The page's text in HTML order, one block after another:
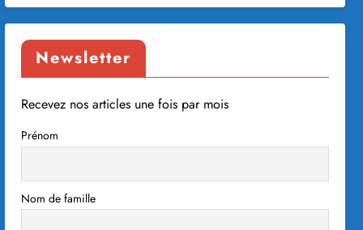
Newsletter
Recevez nos articles une fois par mois
Prénom
Nom de famille